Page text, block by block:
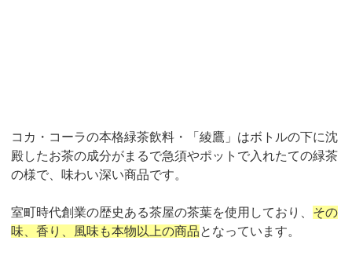
コカ・コーラの本格緑茶飲料・「綾鷹」はボトルの下に沈
殿したお茶の成分がまるで急須やポットで入れたての緑茶
の様で、味わい深い商品です。
室町時代創業の歴史ある茶屋の茶葉を使用しており、 その
味、香り、風味も本物以上の商品となっています。